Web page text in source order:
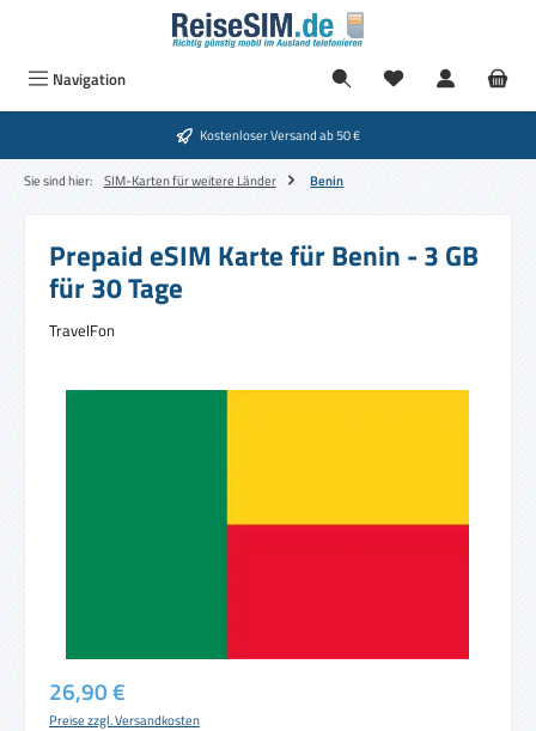
Zum Hauptinhalt springen
Navigation
Kostenloser Versand ab 50 €
Sie sind hier: SIM-Karten für weitere Länder Benin
Prepaid eSIM Karte für Benin - 3 GB
für 30 Tage
TravelFon
Regulärer Preis:
26,90 €
Preise zzgl. Versandkosten